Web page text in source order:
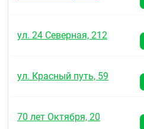
ул. 24 Северная, 212
ул. Красный путь, 59
70 лет Октября, 20